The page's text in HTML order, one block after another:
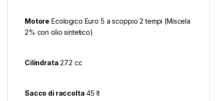
Motore Ecologico Euro 5 a scoppio 2 tempi (Miscela
2% con olio sintetico)
Cilindrata 27.2 cc
Sacco di raccolta 45 lt